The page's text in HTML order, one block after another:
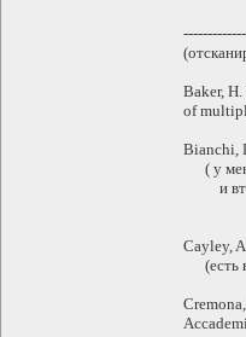
Baker,
of
Bianchi,
( у
и
Cayley,
(есть